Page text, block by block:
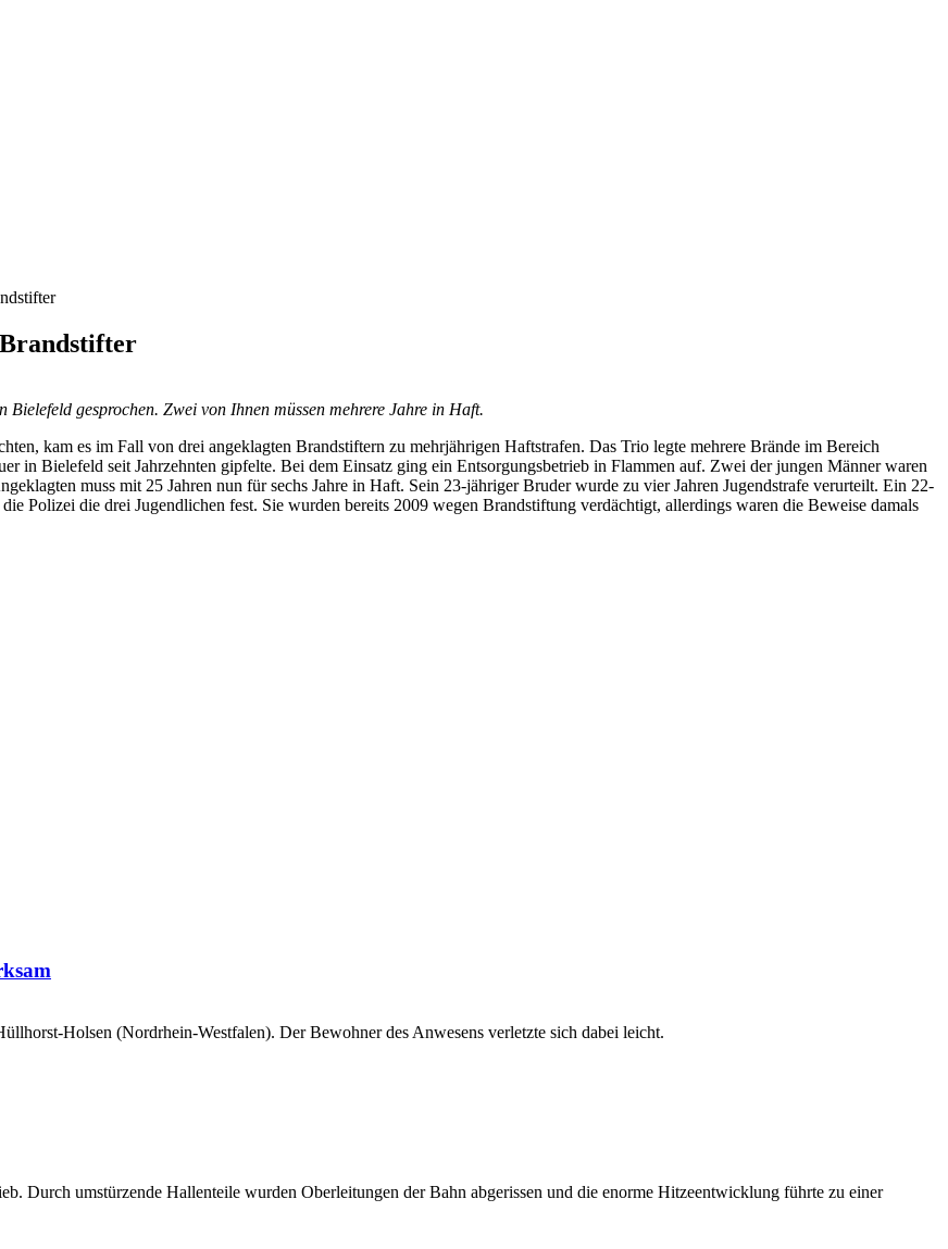
gesprochen. Zwei von Ihnen müssen mehrere Jahre in Haft.
kam es im Fall von drei angeklagten Brandstiftern zu mehrjährigen Haftstrafen. Das Trio legte mehrere Brände im Bereich
in Bielefeld seit Jahrzehnten gipfelte. Bei dem Einsatz ging ein Entsorgungsbetrieb in Flammen auf. Zwei der jungen Männer waren
muss mit 25 Jahren nun für sechs Jahre in Haft. Sein 23-jähriger Bruder wurde zu vier Jahren Jugendstrafe verurteilt. Ein 22-
Polizei die drei Jugendlichen fest. Sie wurden bereits 2009 wegen Brandstiftung verdächtigt, allerdings waren die Beweise damals
Holsen (Nordrhein-Westfalen). Der Bewohner des Anwesens verletzte sich dabei leicht.
Durch umstürzende Hallenteile wurden Oberleitungen der Bahn abgerissen und die enorme Hitzeentwicklung führte zu einer